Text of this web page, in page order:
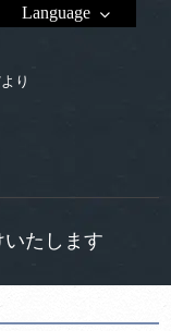
り
Language
たします